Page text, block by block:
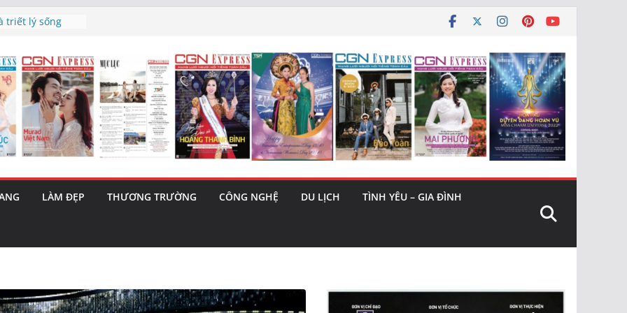
và nguy cơ trốn
mai”
phiên tăng
– 1 Cơ hội
cùng MTH
8): Bật tăng
LÀM ĐẸP THƯƠNG TRƯỜNG CÔNG NGHỆ DU LỊCH TÌNH YÊU – GIA ĐÌNH